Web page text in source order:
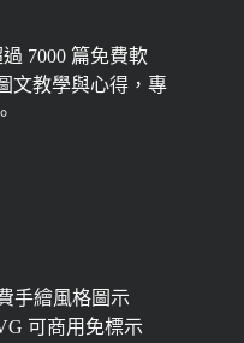
7000 篇免費軟
文教學與心得，專
手繪風格圖示
可商用免標示